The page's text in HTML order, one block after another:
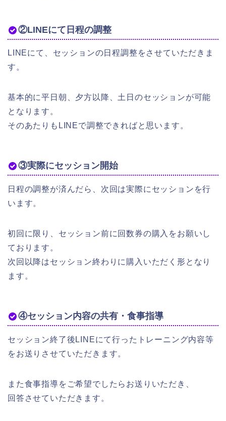
②LINEにて日程の調整
LINEにて、セッションの日程調整をさせていただきま
す。
基本的に平日朝、夕方以降、土日のセッションが可能
となります。
そのあたりもLINEで調整できればと思います。
③実際にセッション開始
日程の調整が済んだら、次回は実際にセッションを行
います。
初回に限り、セッション前に回数券の購入をお願いし
ております。
次回以降はセッション終わりに購入いただく形となり
ます。
④セッション内容の共有・食事指導
セッション終了後LINEにて行ったトレーニング内容等
をお送りさせていただきます。
また食事指導をご希望でしたらお送りいただき、
回答させていただきます。